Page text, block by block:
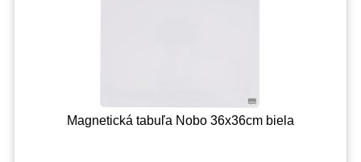
Magnetická tabuľa Nobo 36x36cm biela